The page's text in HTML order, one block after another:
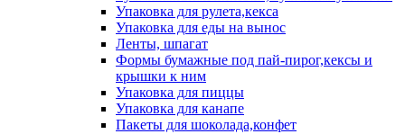
Упаковка для рулета,кекса
Упаковка для еды на вынос
Ленты, шпагат
Формы бумажные под пай-пирог,кексы и
крышки к ним
Упаковка для пиццы
Упаковка для канапе
Пакеты для шоколада,конфет